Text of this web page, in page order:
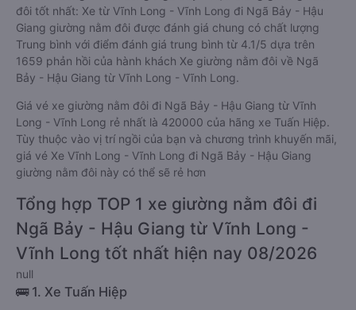
đôi tốt nhất: Xe từ Vĩnh Long - Vĩnh Long đi Ngã Bảy - Hậu
Giang giường nằm đôi được đánh giá chung có chất lượng
Trung bình với điểm đánh giá trung bình từ 4.1/5 dựa trên
1659 phản hồi của hành khách Xe giường nằm đôi về Ngã
Bảy - Hậu Giang từ Vĩnh Long - Vĩnh Long.
Giá vé xe giường nằm đôi đi Ngã Bảy - Hậu Giang từ Vĩnh
Long - Vĩnh Long rẻ nhất là 420000 của hãng xe Tuấn Hiệp.
Tùy thuộc vào vị trí ngồi của bạn và chương trình khuyến mãi,
giá vé Xe Vĩnh Long - Vĩnh Long đi Ngã Bảy - Hậu Giang
giường nằm đôi này có thể sẽ rẻ hơn
Tổng hợp TOP 1 xe giường nằm đôi đi
Ngã Bảy - Hậu Giang từ Vĩnh Long -
Vĩnh Long tốt nhất hiện nay 08/2026
null
🚌 1. Xe Tuấn Hiệp